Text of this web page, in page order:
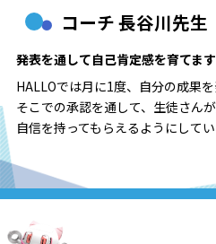
コーチ 長谷川先生
発表を通して自己肯定感を育てます
HALLOでは月に1度、自分の成果
そこでの承認を通して、生徒さん
自信を持ってもらえるようにしてい